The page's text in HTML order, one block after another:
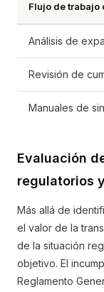
Flujo de trabajo
Análisis de
Revisión de
Manuales de
Evaluación
regulatorios y
Más allá de
el valor de la
de la situación
objetivo. El
Reglamento